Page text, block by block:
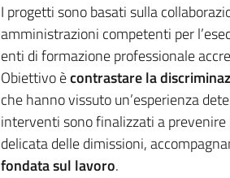
I progetti sono basati sulla
amministrazioni competenti per
enti di formazione professionale
Obiettivo ècontrastare la
che hanno vissuto un’esperienza
interventi sono finalizzati a
delicata delle dimissioni,
fondata sul lavoro.